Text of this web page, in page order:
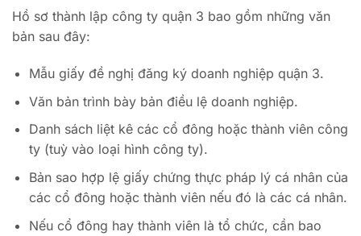
Hồ sơ thành lập công ty quận 3 bao gồm những văn
bản sau đây:
Mẫu giấy đề nghị đăng ký doanh nghiệp quận 3.
Văn bản trình bày bản điều lệ doanh nghiệp.
Danh sách liệt kê các cổ đông hoặc thành viên công
ty (tuỳ vào loại hình công ty).
Bản sao hợp lệ giấy chứng thực pháp lý cá nhân của
các cổ đông hoặc thành viên nếu đó là các cá nhân.
Nếu cổ đông hay thành viên là tổ chức, cần bao